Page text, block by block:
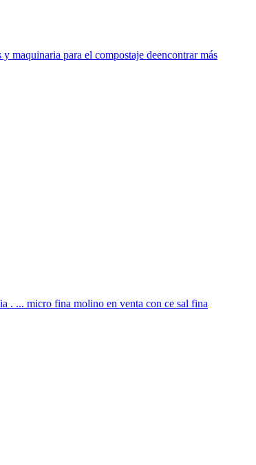
para el compostaje deencontrar más
. ... micro fina molino en venta con ce sal fina